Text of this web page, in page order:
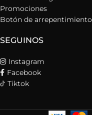
Promociones
Botón de arrepentimiento
SEGUINOS
Instagram
Facebook
Tiktok